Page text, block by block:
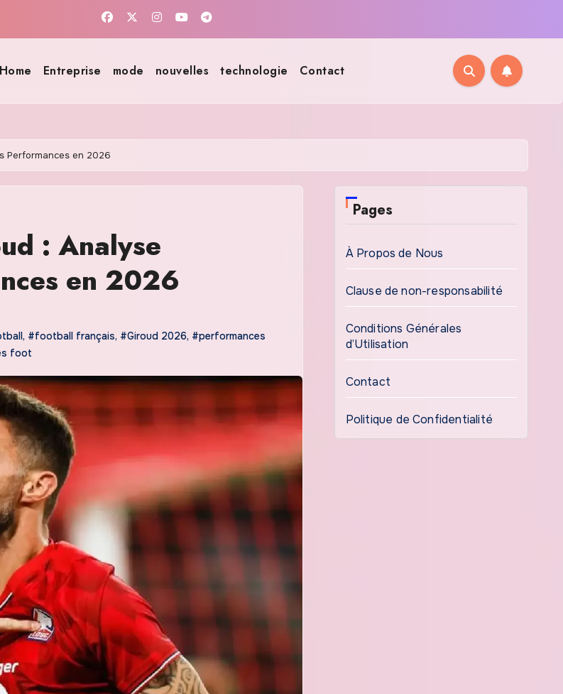
Home Entreprise mode nouvelles technologie Contact
Performances en 2026
: Analyse
en 2026
, #football français, #Giroud 2026, #performances
foot
Pages
À Propos de Nous
Clause de non-responsabilité
Conditions Générales
d’Utilisation
Contact
Politique de Confidentialité